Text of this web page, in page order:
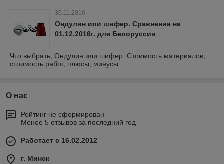
30.11.2016
Ондулин или шифер. Сравнение на
01.12.2016г. для Белоруссии
Что выбрать, Ондулин или шифер. Стоимость материалов,
стоимость работ, плюсы, минусы.
О нас
Рейтинг не сформирован
Менее 5 отзывов за последний год
Работает с 16.02.2012
г. Минск